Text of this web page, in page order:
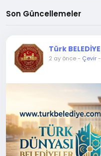
Son Güncellemeler
Türk BELEDİYE
2 ay önce- Çevir-